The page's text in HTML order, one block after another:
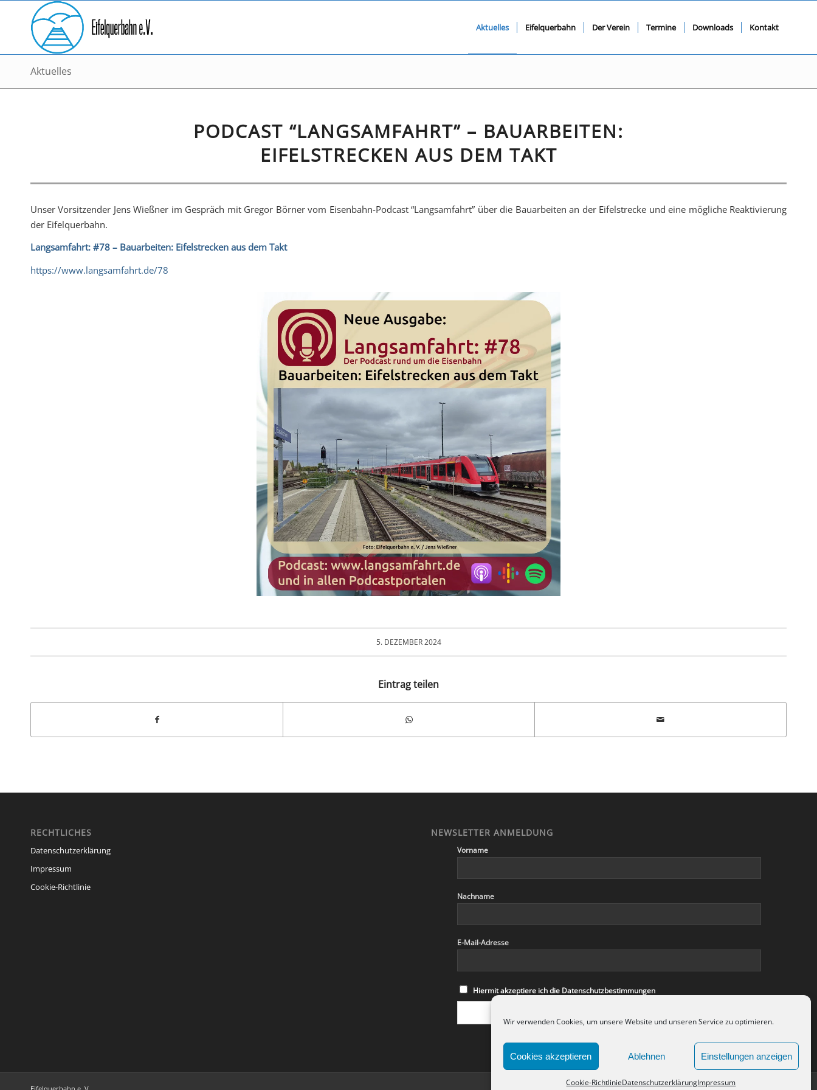
Wir verwenden Cookies, um unsere Website und unseren Service zu optimieren.
Cookies akzeptieren Ablehnen Einstellungen anzeigen
Cookie-RichtlinieDatenschutzerklärungImpressum
Aktuelles Eifelquerbahn Der Verein Termine Downloads Kontakt
Aktuelles
PODCAST “LANGSAMFAHRT” – BAUARBEITEN:
EIFELSTRECKEN AUS DEM TAKT
Unser Vorsitzender Jens Wießner im Gespräch mit Gregor Börner vom Eisenbahn-Podcast “Langsamfahrt” über die Bauarbeiten an der Eifelstrecke und eine mögliche Reaktivierung
der Eifelquerbahn.
Langsamfahrt: #78 – Bauarbeiten: Eifelstrecken aus dem Takt
https://www.langsamfahrt.de/78
5. DEZEMBER 2024
Eintrag teilen
RECHTLICHES
Datenschutzerklärung
Impressum
Cookie-Richtlinie
NEWSLETTER ANMELDUNG
Vorname
Nachname
E-Mail-Adresse
Hiermit akzeptiere ich die Datenschutzbestimmungen